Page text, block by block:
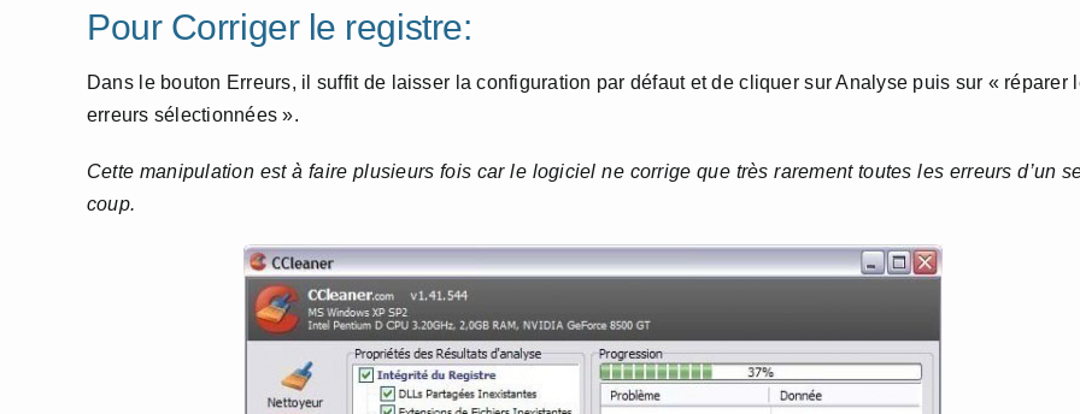
Pour Corriger le registre:
Dans le bouton Erreurs, il suffit de laisser la configuration par défaut et de cliquer sur Analyse puis sur « réparer
erreurs sélectionnées ».
Cette manipulation est à faire plusieurs fois car le logiciel ne corrige que très rarement toutes les erreurs d’un
coup.